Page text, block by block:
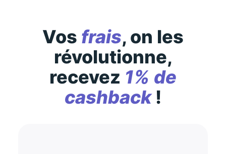
Vos frais, on les
révolutionne,
recevez 1% de
cashback!